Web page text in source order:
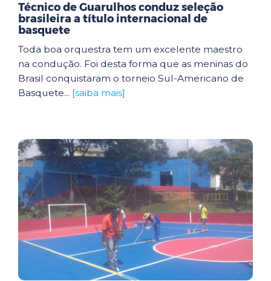
Técnico de Guarulhos conduz seleção
brasileira a título internacional de
basquete
Toda boa orquestra tem um excelente maestro
na condução. Foi desta forma que as meninas do
Brasil conquistaram o torneio Sul-Americano de
Basquete... [saiba mais]